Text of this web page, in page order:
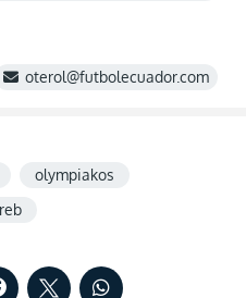
oterol@futbolecuador.com
olympiakos